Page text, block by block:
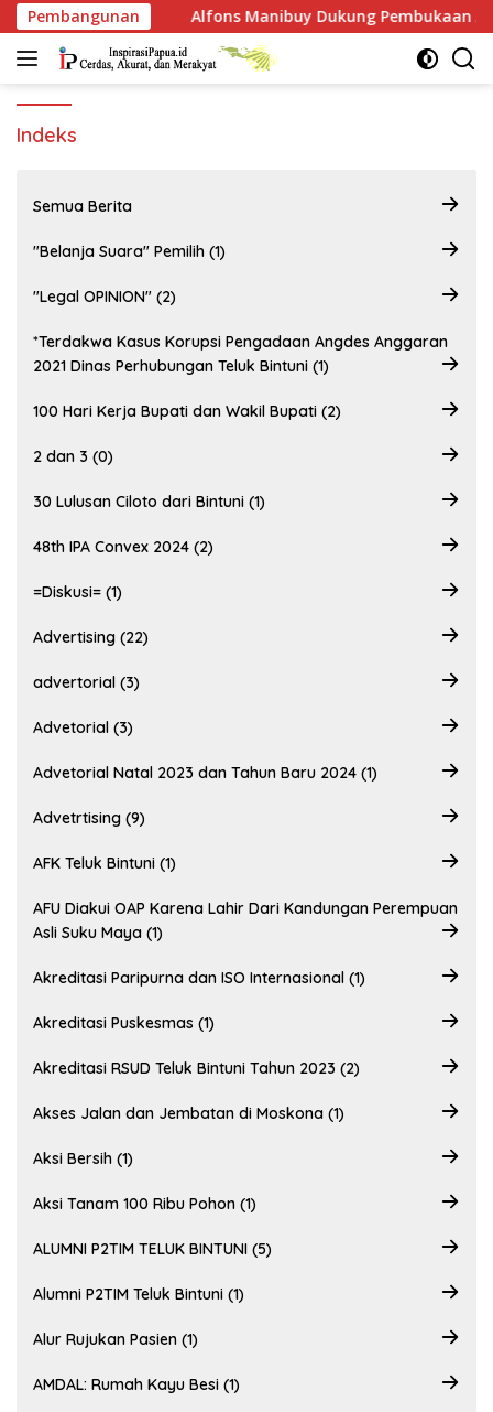
Langsung
ke
konten
Pembangunan
Alfons Manibuy Dukung Pembukaan Akses Kawasan
Indeks
Semua Berita
"Belanja Suara" Pemilih (1)
"Legal OPINION" (2)
*Terdakwa Kasus Korupsi Pengadaan Angdes Anggaran
2021 Dinas Perhubungan Teluk Bintuni (1)
100 Hari Kerja Bupati dan Wakil Bupati (2)
2 dan 3 (0)
30 Lulusan Ciloto dari Bintuni (1)
48th IPA Convex 2024 (2)
=Diskusi= (1)
Advertising (22)
advertorial (3)
Advetorial (3)
Advetorial Natal 2023 dan Tahun Baru 2024 (1)
Advetrtising (9)
AFK Teluk Bintuni (1)
AFU Diakui OAP Karena Lahir Dari Kandungan Perempuan
Asli Suku Maya (1)
Akreditasi Paripurna dan ISO Internasional (1)
Akreditasi Puskesmas (1)
Akreditasi RSUD Teluk Bintuni Tahun 2023 (2)
Akses Jalan dan Jembatan di Moskona (1)
Aksi Bersih (1)
Aksi Tanam 100 Ribu Pohon (1)
ALUMNI P2TIM TELUK BINTUNI (5)
Alumni P2TIM Teluk Bintuni (1)
Alur Rujukan Pasien (1)
AMDAL: Rumah Kayu Besi (1)